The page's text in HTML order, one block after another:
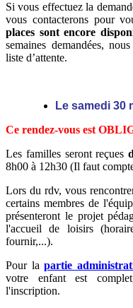
Si vous effectuez la
vous contacterons pour
places sont encore
semaines demandées,
liste d’attente.
Le samedi 30
Ce rendez-vous est
Les familles seront reçues
8h00 à 12h30 (Il faut
Lors du rdv, vous
certains membres de
présenteront le projet
l'accueil de loisirs
fournir,...).
Pour lapartie
votre enfant est
l'inscription.